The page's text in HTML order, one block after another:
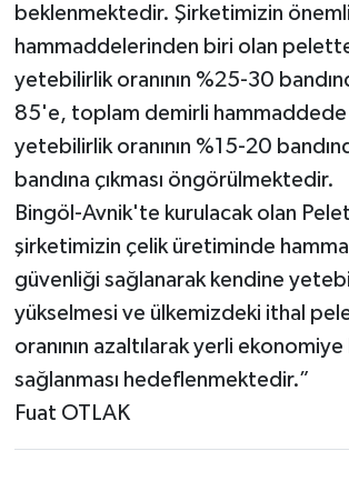
beklenmektedir. Şirketimizin önemli
hammaddelerinden biri olan
yetebilirlik oranının %25-30
85'e, toplam demirli hammaddede
yetebilirlik oranının %15-20
bandına çıkması öngörülmektedir.
Bingöl-Avnik'te kurulacak olan
şirketimizin çelik üretiminde
güvenliği sağlanarak kendine
yükselmesi ve ülkemizdeki ithal
oranının azaltılarak yerli ekonomiye
sağlanması hedeflenmektedir.”
Fuat OTLAK